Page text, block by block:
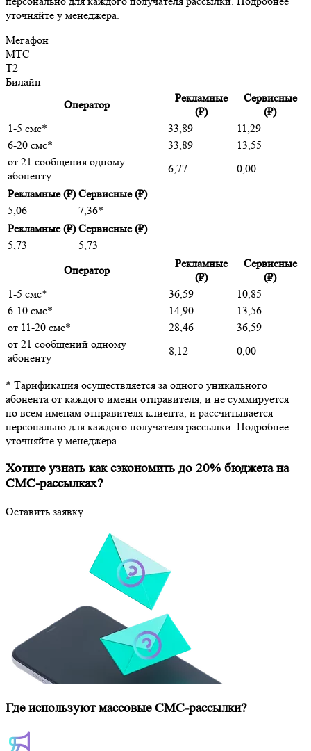
уточняйте у менеджера.
Мегафон
МТС
T2
Билайн
Оператор
Рекламные
(₽)
Сервисные
(₽)
1-5 смс*
33,89
11,29
6-20 смс*
33,89
13,55
от 21 сообщения одному
абоненту
6,77
0,00
Рекламные(₽) Сервисные(₽)
5,06
7,36*
Рекламные(₽) Сервисные(₽)
5,73
5,73
Оператор
Рекламные
(₽)
Сервисные
(₽)
1-5 смс*
36,59
10,85
6-10 смс*
14,90
13,56
от 11-20 cмс*
28,46
36,59
от 21 сообщений одному
абоненту
8,12 0,00
* Тарификация осуществляется за одного уникального
абонента от каждого имени отправителя, и не суммируется
по всем именам отправителя клиента, и рассчитывается
персонально для каждого получателя рассылки. Подробнее
уточняйте у менеджера.
Хотите узнать как сэкономить до 20% бюджета на
СМС-рассылках?
Оставить заявку
Где используют массовые СМС-рассылки?